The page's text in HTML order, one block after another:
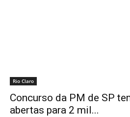
Rio Claro
Concurso da PM de SP
abertas para 2 mil...